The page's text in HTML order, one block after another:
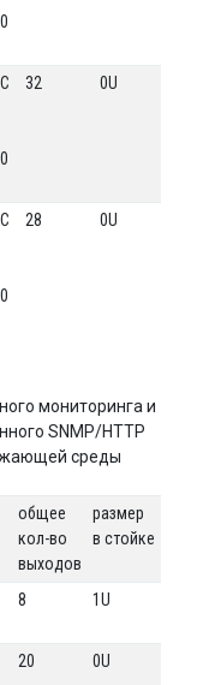
32 0U
28 0U
мониторинга и
SNMP/HTTP
среды
общее
кол-во
выходов
размер
в стойке
8 1U
20 0U